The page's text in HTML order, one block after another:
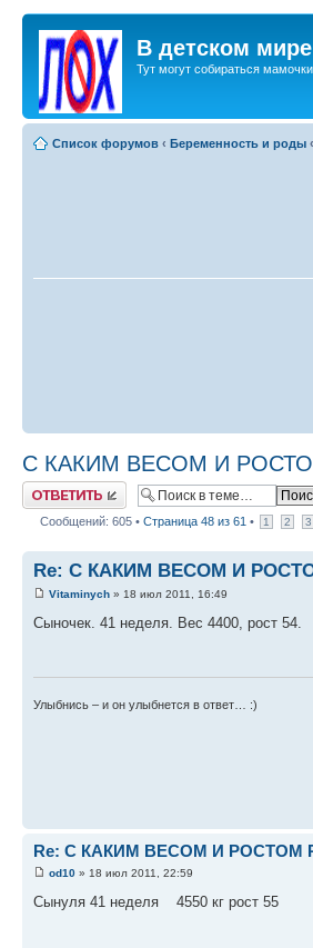
В детском
Тут могут собираться
Список форумов ‹ Беременность и роды ‹
С КАКИМ ВЕСОМ И
Ответить
Сообщений: 605 • Страница 48 из 61 • 1 2 3
Re: С КАКИМ ВЕСОМ И
Vitaminych » 18 июл 2011, 16:49
Сыночек. 41 неделя. Вес 4400, рост 54.
Улыбнись – и он улыбнется в ответ… :)
Re: С КАКИМ ВЕСОМ И РОСТОМ
od10 » 18 июл 2011, 22:59
Сынуля 41 неделя 4550 кг рост 55